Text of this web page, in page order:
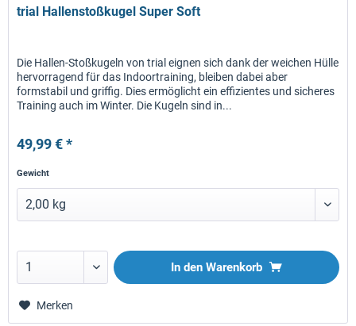
trial Hallenstoßkugel Super Soft
Die Hallen-Stoßkugeln von trial eignen sich dank der weichen Hülle
hervorragend für das Indoortraining, bleiben dabei aber
formstabil und griffig. Dies ermöglicht ein effizientes und sicheres
Training auch im Winter. Die Kugeln sind in...
49,99 € *
Gewicht
In den Warenkorb
Merken